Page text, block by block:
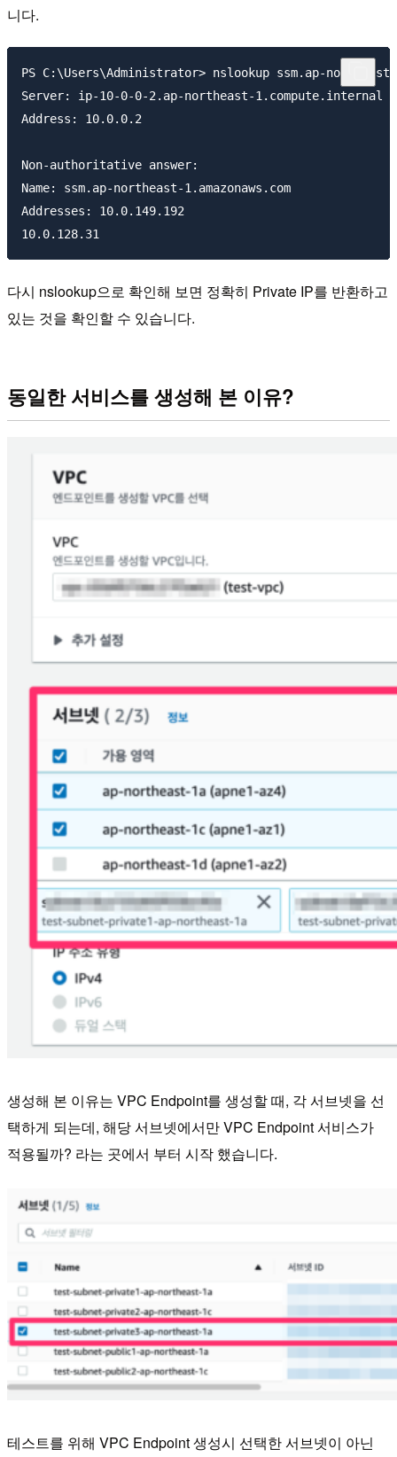
니다.
PS C:\Users\Administrator> nslookup ssm.ap-northeast-
Server: ip-10-0-0-2.ap-northeast-1.compute.internal
Address: 10.0.0.2
Non-authoritative answer:
Name: ssm.ap-northeast-1.amazonaws.com
Addresses: 10.0.149.192
다시 nslookup으로 확인해 보면 정확히 Private IP를 반환하고
있는 것을 확인할 수 있습니다.
동일한 서비스를 생성해 본 이유?
생성해 본 이유는 VPC Endpoint를 생성할 때, 각 서브넷을 선
택하게 되는데, 해당 서브넷에서만 VPC Endpoint 서비스가
적용될까? 라는 곳에서 부터 시작 했습니다.
테스트를 위해 VPC Endpoint 생성시 선택한 서브넷이 아닌